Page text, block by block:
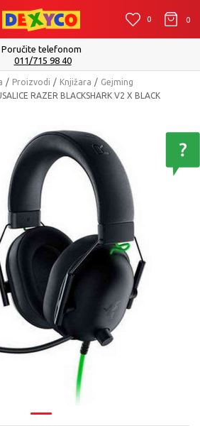
0 0 0
Poručite telefonom
011/715 98 40
Proizvodi Knjižara
Gejming
RAZER BLACKSHARK V2 X BLACK